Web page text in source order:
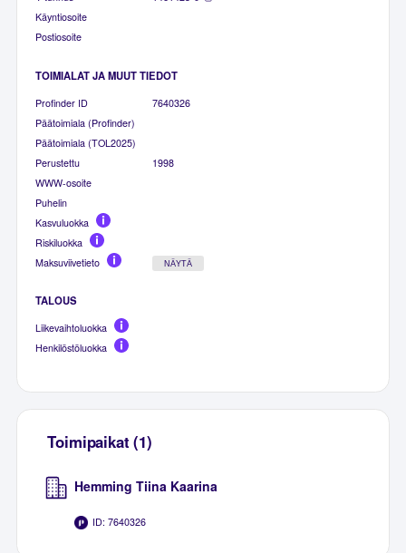
Käyntiosoite
Postiosoite
TOIMIALAT JA MUUT TIEDOT
Profinder ID
7640326
Päätoimiala (Profinder)
Päätoimiala (TOL2025)
Perustettu
1998
WWW-osoite
Puhelin
Kasvuluokka
Riskiluokka
Maksuviivetieto
NÄYTÄ
TALOUS
Liikevaihtoluokka
Henkilöstöluokka
Toimipaikat (1)
Hemming Tiina Kaarina
ID: 7640326